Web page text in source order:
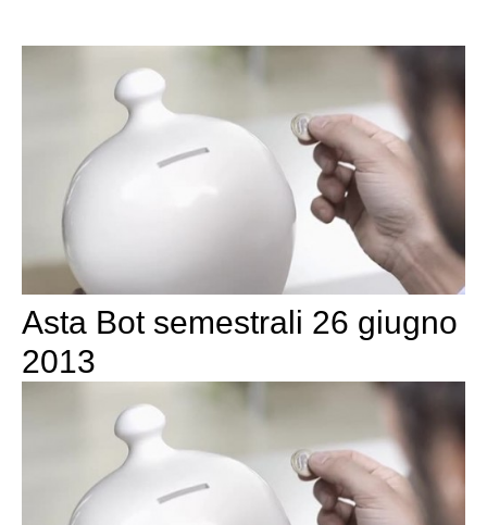
Asta Bot semestrali 26 giugno
2013